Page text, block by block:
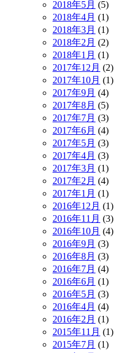
2018年5月 (5)
2018年4月 (1)
2018年3月 (1)
2018年2月 (2)
2018年1月 (1)
2017年12月 (2)
2017年10月 (1)
2017年9月 (4)
2017年8月 (5)
2017年7月 (3)
2017年6月 (4)
2017年5月 (3)
2017年4月 (3)
2017年3月 (1)
2017年2月 (4)
2017年1月 (1)
2016年12月 (1)
2016年11月 (3)
2016年10月 (4)
2016年9月 (3)
2016年8月 (3)
2016年7月 (4)
2016年6月 (1)
2016年5月 (3)
2016年4月 (4)
2016年2月 (1)
2015年11月 (1)
2015年7月 (1)